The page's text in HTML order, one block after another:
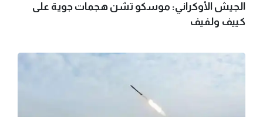
الجيش الأوكراني: موسكو تشن هجمات جوية على
كييف ولفيف